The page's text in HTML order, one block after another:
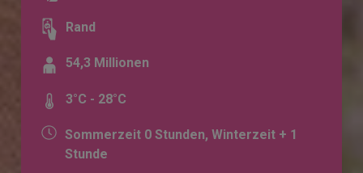
Rand
54,3 Millionen
3°C - 28°C
Sommerzeit 0 Stunden, Winterzeit + 1
Stunde